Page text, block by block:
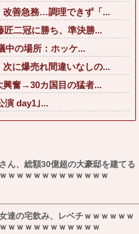
改善急務…調理できず「...
匠二冠に勝ち、準決勝...
中の場所：ホッケ...
次に爆売れ間違いなしの...
興奮→30カ国目の猛者...
演 day1｣...
ん、総額30億超の大豪邸を建てる
ｗｗｗｗｗｗｗｗｗｗｗｗ
達の宅飲み、レベチｗｗｗｗｗｗ
ｗｗｗｗｗｗｗｗｗｗｗ